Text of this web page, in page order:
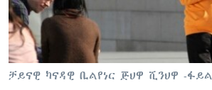
ቂሔ ጽልሚ
ቋንቋታት
ቻይናዊ ካናዳዊ ቢልየነር ጅህዋ ሺንህዋ -ፋይል